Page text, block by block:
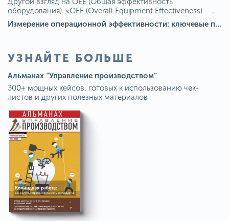
оборудования). «OEE (Overall Equipment Effectiveness) —...
Измерение операционной эффективности: ключевые показатели для непрерывного совершенствования
УЗНАЙТЕ БОЛЬШЕ
Альманах “Управление производством”
300+ мощных кейсов, готовых к использованию чек-
листов и других полезных материалов